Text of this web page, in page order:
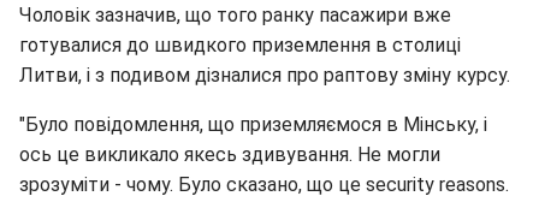
Чоловік зазначив, що того ранку пасажири вже
готувалися до швидкого приземлення в столиці
Литви, і з подивом дізналися про раптову зміну курсу.
"Було повідомлення, що приземляємося в Мінську, і
ось це викликало якесь здивування. Не могли
зрозуміти - чому. Було сказано, що це security reasons.